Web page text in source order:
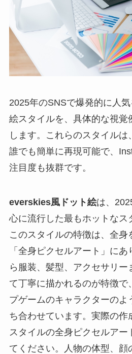
2025年のSNSで爆発的に人
絵スタイルを、具体的な視覚
します。これらのスタイル
誰でも簡単に再現可能で、
注目度も抜群です。
everskies風ドット絵は、
心に流行した最もホットなス
このスタイルの特徴は、全身
「全身ピクセルアート」に
ら服装、髪型、アクセサリー
て丁寧に描かれるのが特徴で
プゲームのキャラクターのよ
ち合わせています。実際の作
スタイルの全身ピクセルアー
てください。人物の体型、顔